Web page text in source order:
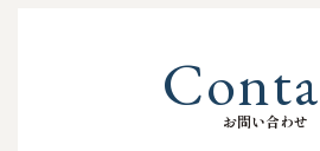
お問い合わせ
Conta